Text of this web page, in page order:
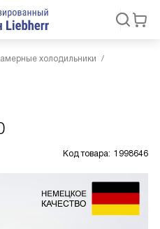
холодильники
Код товара: 1998646